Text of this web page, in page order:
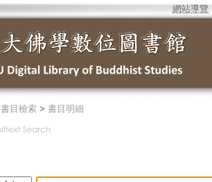
網站導覽
書目檢索 > 書目明細